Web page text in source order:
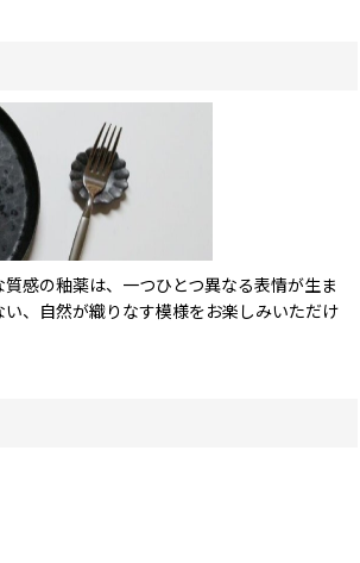
感の釉薬は、一つひとつ異なる表情が生ま
、自然が織りなす模様をお楽しみいただけ